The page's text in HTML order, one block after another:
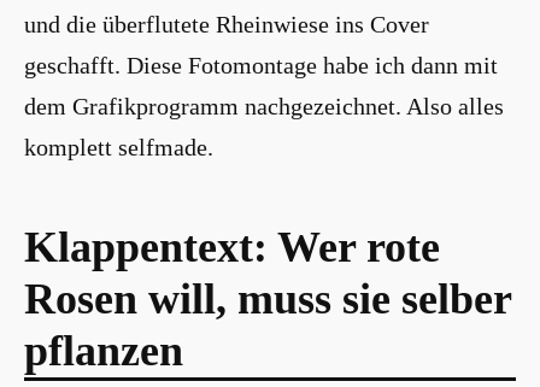
und die überflutete Rheinwiese ins Cover
geschafft. Diese Fotomontage habe ich dann mit
dem Grafikprogramm nachgezeichnet. Also alles
komplett selfmade.
Klappentext: Wer rote
Rosen will, muss sie selber
pflanzen